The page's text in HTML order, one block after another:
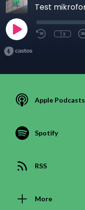
1x
Apple Podcasts
Spotify
RSS
More